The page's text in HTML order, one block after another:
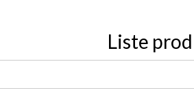
Liste